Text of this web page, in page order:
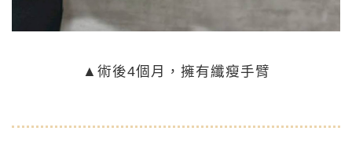
▲術後4個月，擁有纖瘦手臂